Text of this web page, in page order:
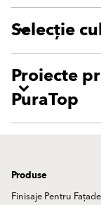
Selecție
Proiecte
PuraTop
Produse
Finisaje Pentru Fațade